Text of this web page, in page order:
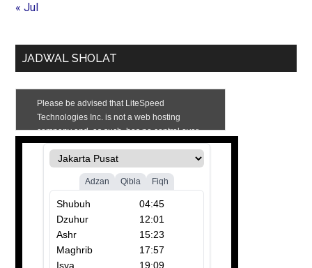
« Jul
JADWAL SHOLAT